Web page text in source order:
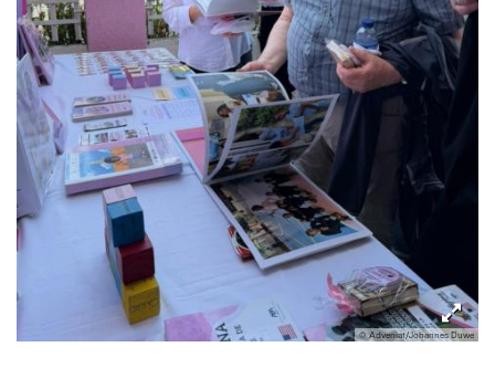
© Adveniat/Johannes Duwe